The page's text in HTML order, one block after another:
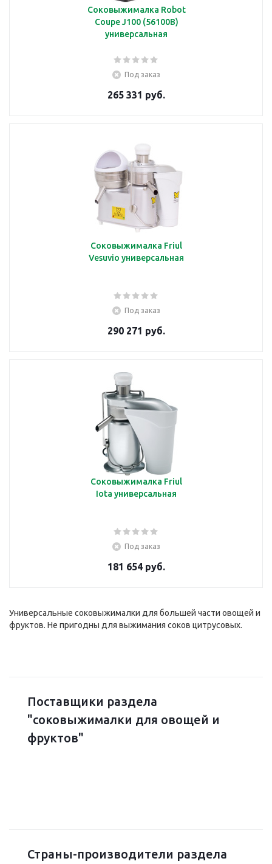
Соковыжималка Robot
Coupe J100 (56100B)
универсальная
Под заказ
265 331 руб.
Соковыжималка Friul
Vesuvio универсальная
Под заказ
290 271 руб.
Соковыжималка Friul
Iota универсальная
Под заказ
181 654 руб.
Универсальные соковыжималки для большей части овощей и
фруктов. Не пригодны для выжимания соков цитрусовых.
Поставщики раздела
"соковыжималки для овощей и
фруктов"
Страны-производители раздела